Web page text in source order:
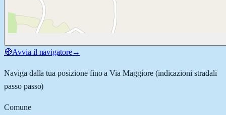
🧭Avvia il navigatore→
Naviga dalla tua posizione fino aVia Maggiore(indicazioni stradali
passo passo)
Comune